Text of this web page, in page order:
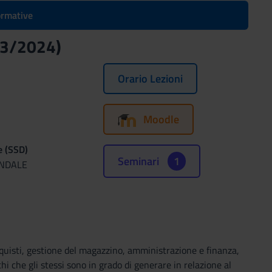
2024)
Orario Lezioni
Moodle
Seminari 1
gestione del magazzino, amministrazione e finanza,
che gli stessi sono in grado di generare in relazione al